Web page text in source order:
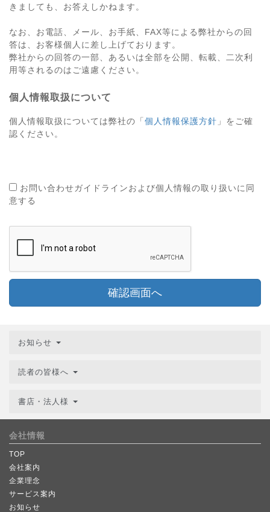
きましても、お答えしかねます。
なお、お電話、メール、お手紙、FAX等による弊社からの回
答は、お客様個人に差し上げております。
弊社からの回答の一部、あるいは全部を公開、転載、二次利
用等されるのはご遠慮ください。
個人情報取扱について
個人情報取扱については弊社の「個人情報保護方針 」をご確
認ください。
お問い合わせガイドラインおよび個人情報の取り扱いに同
意する
確認画面へ
お知らせ
読者の皆様へ
書店・法人様
会社情報
TOP
会社案内
企業理念
サービス案内
お知らせ